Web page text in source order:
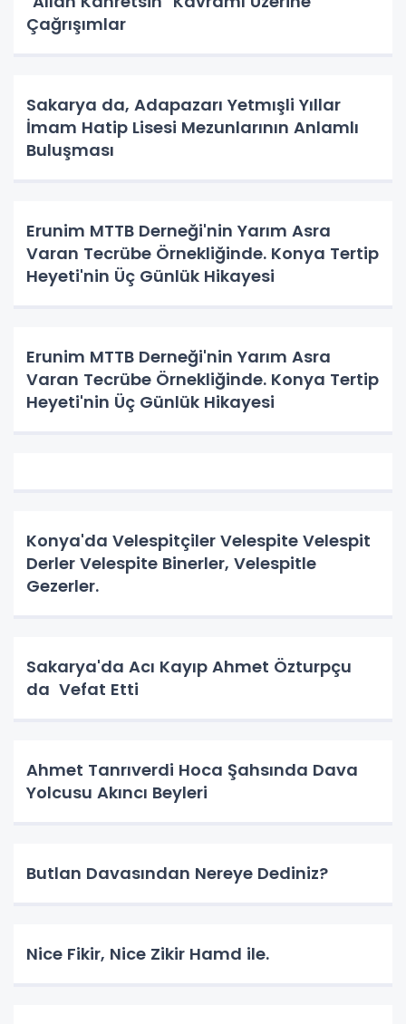
Çağrışımlar
Sakarya da, Adapazarı Yetmışli Yıllar
İmam Hatip Lisesi Mezunlarının Anlamlı
Buluşması
Erunim MTTB Derneği'nin Yarım Asra
Varan Tecrübe Örnekliğinde. Konya Tertip
Heyeti'nin Üç Günlük Hikayesi
Erunim MTTB Derneği'nin Yarım Asra
Varan Tecrübe Örnekliğinde. Konya Tertip
Heyeti'nin Üç Günlük Hikayesi
Konya'da Velespitçiler Velespite Velespit
Derler Velespite Binerler, Velespitle
Gezerler.
Sakarya'da Acı Kayıp Ahmet Özturpçu
da Vefat Etti
Ahmet Tanrıverdi Hoca Şahsında Dava
Yolcusu Akıncı Beyleri
Butlan Davasından Nereye Dediniz?
Nice Fikir, Nice Zikir Hamd ile.